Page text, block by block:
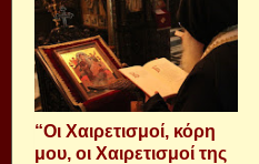
“Οι Χαιρετισμοί, κόρη
μου, οι Χαιρετισμοί της